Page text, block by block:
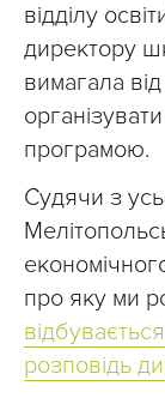
відділу
директору
вимагала
програмою.
Судячи з
про яку ми
розповідь